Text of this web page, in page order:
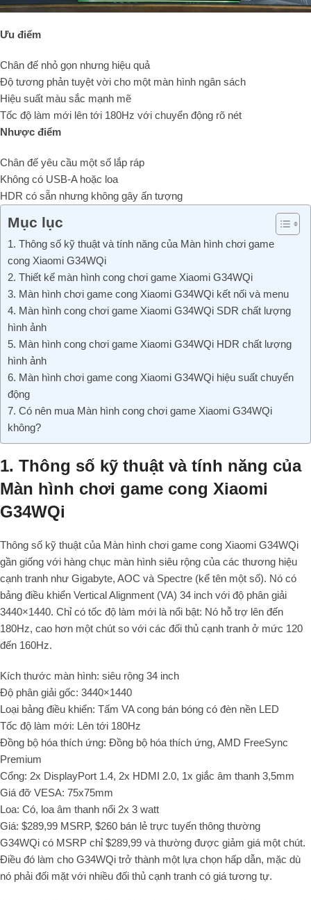
Ưu điểm
Chân đế nhỏ gọn nhưng hiệu quả
Độ tương phản tuyệt vời cho một màn hình ngân sách
Hiệu suất màu sắc mạnh mẽ
Tốc độ làm mới lên tới 180Hz với chuyển động rõ nét
Nhược điểm
Chân đế yêu cầu một số lắp ráp
Không có USB-A hoặc loa
HDR có sẵn nhưng không gây ấn tượng
Mục lục
1. Thông số kỹ thuật và tính năng của Màn hình chơi game
cong Xiaomi G34WQi
2. Thiết kế màn hình cong chơi game Xiaomi G34WQi
3. Màn hình chơi game cong Xiaomi G34WQi kết nối và menu
4. Màn hình cong chơi game Xiaomi G34WQi SDR chất lượng
hình ảnh
5. Màn hình cong chơi game Xiaomi G34WQi HDR chất lượng
hình ảnh
6. Màn hình chơi game cong Xiaomi G34WQi hiệu suất chuyển
động
7. Có nên mua Màn hình cong chơi game Xiaomi G34WQi
không?
1. Thông số kỹ thuật và tính năng của
Màn hình chơi game cong Xiaomi
G34WQi
Thông số kỹ thuật của Màn hình chơi game cong Xiaomi G34WQi
gần giống với hàng chục màn hình siêu rộng của các thương hiệu
cạnh tranh như Gigabyte, AOC và Spectre (kể tên một số). Nó có
bảng điều khiển Vertical Alignment (VA) 34 inch với độ phân giải
3440×1440. Chỉ có tốc độ làm mới là nổi bật: Nó hỗ trợ lên đến
180Hz, cao hơn một chút so với các đối thủ cạnh tranh ở mức 120
đến 160Hz.
Kích thước màn hình: siêu rộng 34 inch
Độ phân giải gốc: 3440×1440
Loại bảng điều khiển: Tấm VA cong bán bóng có đèn nền LED
Tốc độ làm mới: Lên tới 180Hz
Đồng bộ hóa thích ứng: Đồng bộ hóa thích ứng, AMD FreeSync
Premium
Cổng: 2x DisplayPort 1.4, 2x HDMI 2.0, 1x giắc âm thanh 3,5mm
Giá đỡ VESA: 75x75mm
Loa: Có, loa âm thanh nổi 2x 3 watt
Giá: $289,99 MSRP, $260 bán lẻ trực tuyến thông thường
G34WQi có MSRP chỉ $289,99 và thường được giảm giá một chút.
Điều đó làm cho G34WQi trở thành một lựa chọn hấp dẫn, mặc dù
nó phải đối mặt với nhiều đối thủ cạnh tranh có giá tương tự.